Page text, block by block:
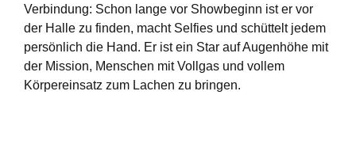
Verbindung: Schon lange vor Showbeginn ist er vor
der Halle zu finden, macht Selfies und schüttelt jedem
persönlich die Hand. Er ist ein Star auf Augenhöhe mit
der Mission, Menschen mit Vollgas und vollem
Körpereinsatz zum Lachen zu bringen.